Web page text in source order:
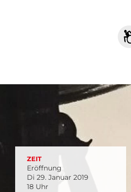
ZEIT
Eröffnung
Di 29. Januar 2019
18 Uhr